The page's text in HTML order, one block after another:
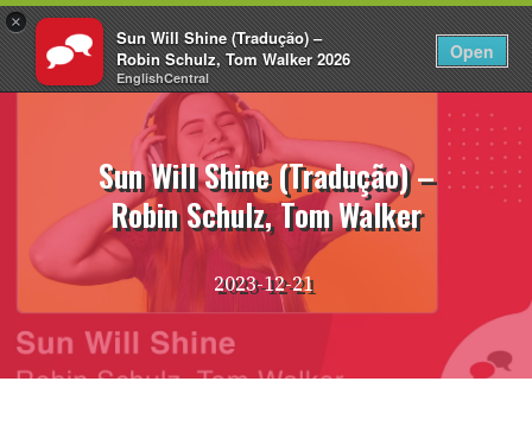
×
Sun Will Shine (Tradução) –
Robin Schulz, Tom Walker 2026
EnglishCentral
Open
Fazer login PT
Pular
Sun Will Shine (Tradução) –
Robin Schulz, Tom Walker
2023-12-21